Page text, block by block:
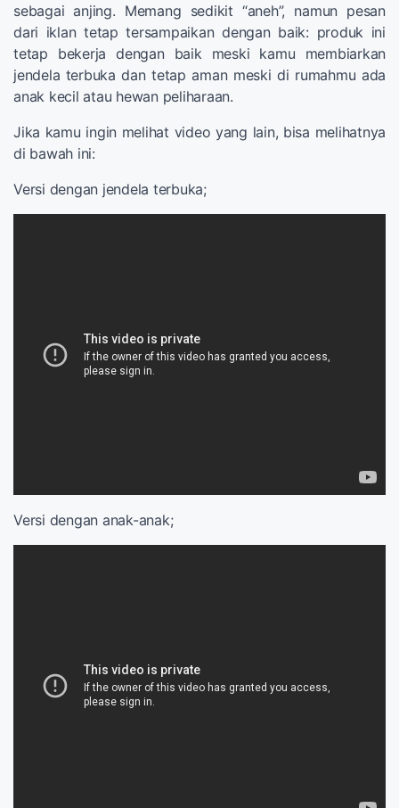
sebagai anjing. Memang sedikit “aneh”, namun pesan
dari iklan tetap tersampaikan dengan baik: produk ini
tetap bekerja dengan baik meski kamu membiarkan
jendela terbuka dan tetap aman meski di rumahmu ada
anak kecil atau hewan peliharaan.
Jika kamu ingin melihat video yang lain, bisa melihatnya
di bawah ini:
Versi dengan jendela terbuka;
Versi dengan anak-anak;